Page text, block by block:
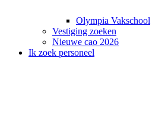
Olympia Vakschool
Vestiging zoeken
Nieuwe cao 2026
Ik zoek personeel